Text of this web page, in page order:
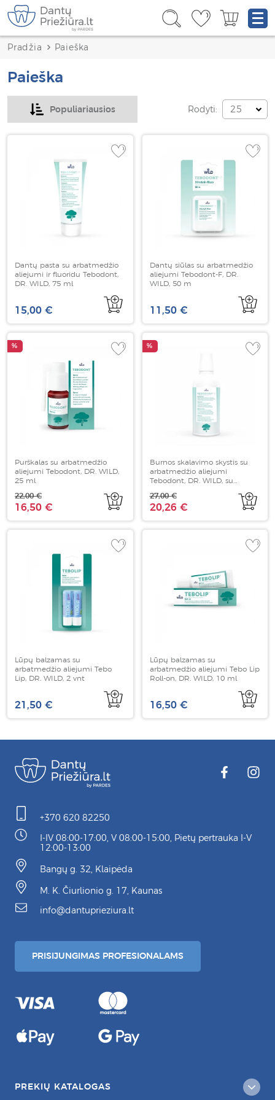
Pradžia Paieška
Paieška
Populiariausios Rodyti: 25
Dantų pasta su arbatmedžio
aliejumi ir fluoridu Tebodont,
DR. WILD, 75 ml
15,00 €
Dantų siūlas su arbatmedžio
aliejumi Tebodont-F, DR.
WILD, 50 m
11,50 €
%
Purškalas su arbatmedžio
aliejumi Tebodont, DR. WILD,
25 ml
16,50 €
22,00 €
%
Burnos skalavimo skystis su
arbatmedžio aliejumi
Tebodont, DR. WILD, su
20,26 €
27,00 €
Lūpų balzamas su
arbatmedžio aliejumi Tebo
Lip, DR. WILD, 2 vnt
21,50 €
Lūpų balzamas su
arbatmedžio aliejumi Tebo Lip
Roll-on, DR. WILD, 10 ml
16,50 €
+370 620 82250
I-IV 08:00-17:00, V 08:00-15:00, Pietų pertrauka I-V
12:00-13:00
Bangų g. 32, Klaipėda
M. K. Čiurlionio g. 17, Kaunas
info@dantuprieziura.lt
PRISIJUNGIMAS PROFESIONALAMS
PREKIŲ KATALOGAS